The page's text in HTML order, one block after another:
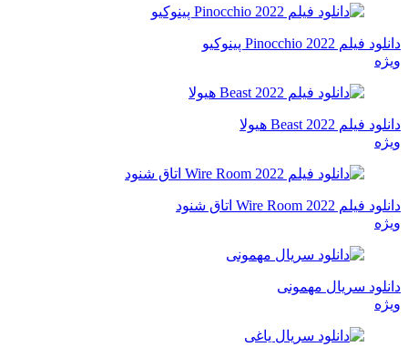
دانلود فیلم Pinocchio 2022 پینوکیو
ویژه
دانلود فیلم Beast 2022 هیولا
ویژه
دانلود فیلم Wire Room 2022 اتاق شنود
ویژه
دانلود سریال مهمونی
ویژه